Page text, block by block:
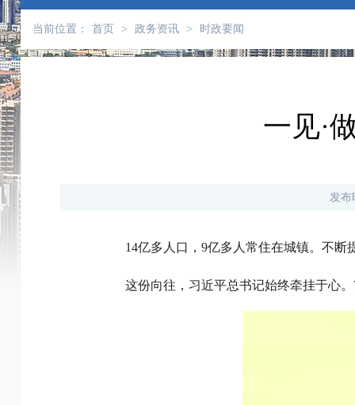
当前位置： 首页 > 政务资讯 > 时政要闻
一见·
发布
14亿多人口，9亿多人常住在城镇。不
这份向往，习近平总书记始终牵挂于心